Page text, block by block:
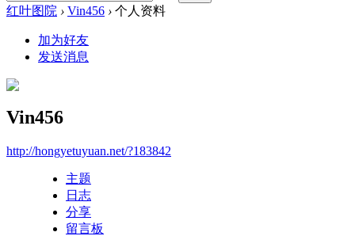
红叶图院 › Vin456 › 个人资料
加为好友
发送消息
Vin456
http://hongyetuyuan.net/?183842
主题
日志
分享
留言板